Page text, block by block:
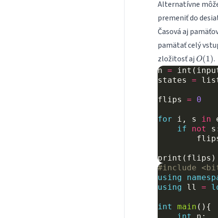
Alternatívne
premeniť do
Časová aj
pamätať celý
zložitosť aj O(1)
O(1).
n = int (
states
=
flips = 0
for i , s in
if
not s
print ( flips )
#include
using
using
ll =
int main (){